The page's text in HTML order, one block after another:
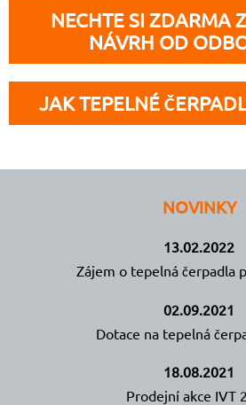
NECHTE SI ZDARMA
NÁVRH OD
JAK TEPELNÉ
NOVINKY
13.02.2022
Zájem o tepelná čerpadla
02.09.2021
Dotace na tepelná
18.08.2021
Prodejní akce IVT